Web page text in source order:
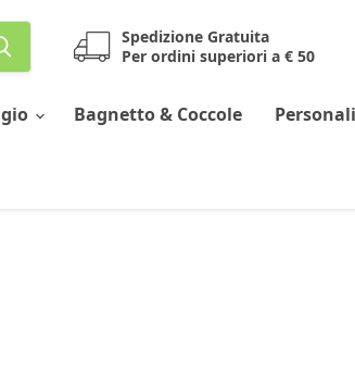
Spedizione Gratuita
Per ordini superiori a € 50
Bagnetto & Coccole